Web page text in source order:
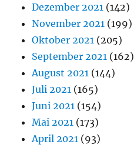
Dezember 2021 (142)
November 2021 (199)
Oktober 2021 (205)
September 2021 (162)
August 2021 (144)
Juli 2021 (165)
Juni 2021 (154)
Mai 2021 (173)
April 2021 (93)